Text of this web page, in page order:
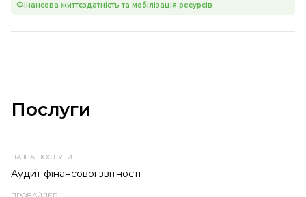
Фінансова життєздатність та мобілізація ресурсів
Послуги
НАЗВА ПРОВАЙДЕР
Аудит фінансової звітності